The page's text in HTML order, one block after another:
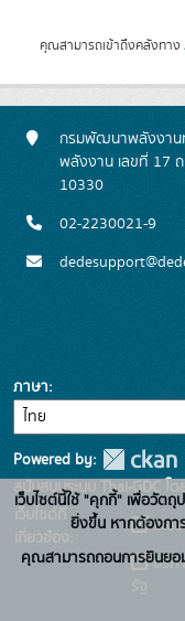
คุณสามารถเข้าถึงคลังทาง
กรมพัฒนาพลังงาน
พลังงาน เลขที่ 17
10330
02-2230021-9
ภาษา
Powered by:
สนับสนุนระบบ Thai-GDC
เว็บไซต์ที่
เกี่ยวข้อง:
ระบ
บริก
เว็บไซต์นี้ใช้ "คุกกี้" เพื่อวัต
ยิ่งขึ้น หากต้องกา
คุณสามารถถอนการยินยอ